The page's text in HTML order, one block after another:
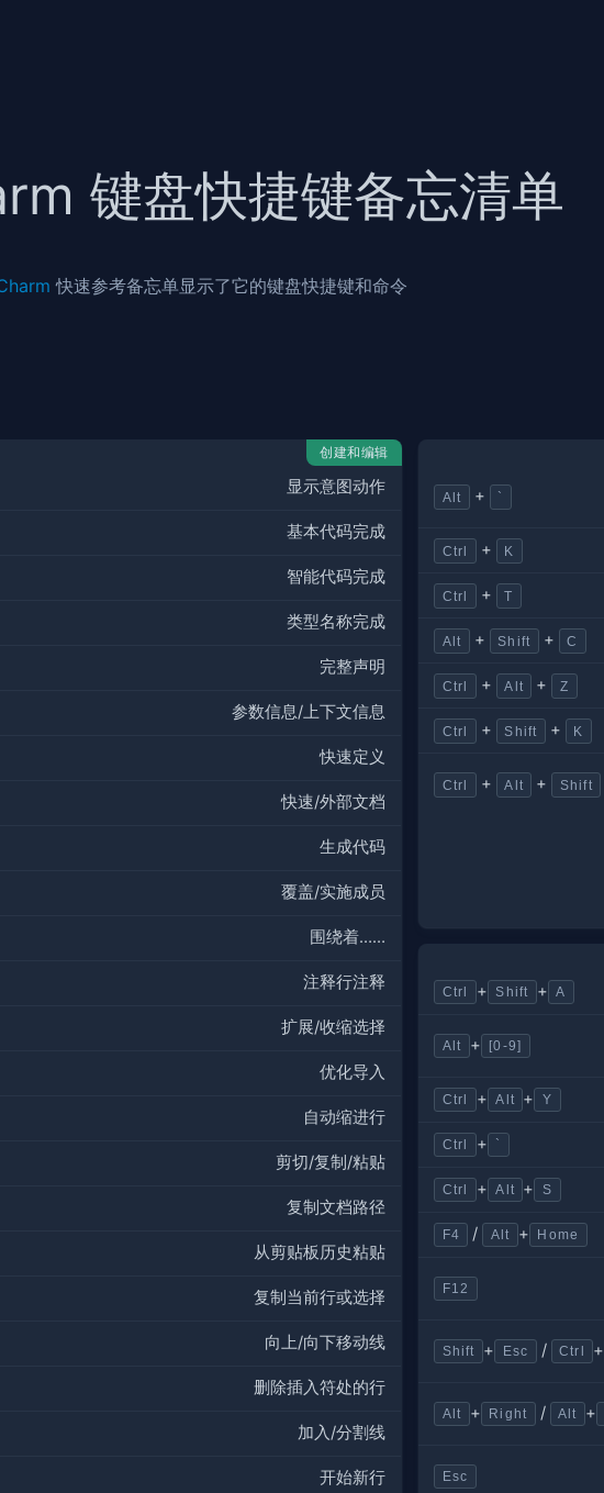
键盘快捷键备忘清单
快速参考备忘单显示了它的键盘快捷键和命令
创建和编辑
显示意图动作
基本代码完成
智能代码完成
类型名称完成
完整声明
参数信息/上下文信息
快速定义
快速/外部文档
生成代码
覆盖/实施成员
围绕着……
注释行注释
扩展/收缩选择
优化导入
自动缩进行
剪切/复制/粘贴
复制文档路径
从剪贴板历史粘贴
复制当前行或选择
向上/向下移动线
删除插入符处的行
加入/分割线
开始新行
Alt + `
Ctrl + K
Ctrl + T
Alt + Shift + C
Ctrl + Alt + Z
Ctrl + Shift + K
Ctrl + Alt + Shift
Ctrl + Shift + A
Alt + [0-9]
Ctrl + Alt + Y
Ctrl + `
Ctrl + Alt + S
F4 / Alt + Home
F12
Shift + Esc / Ctrl +
Alt + Right / Alt +
Esc